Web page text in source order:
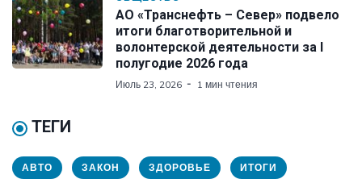
АО «Транснефть – Север» подвело
итоги благотворительной и
волонтерской деятельности за I
полугодие 2026 года
Июль 23, 2026 1 мин чтения
ТЕГИ
АВТО ЗАКОН ЗДОРОВЬЕ ИТОГИ